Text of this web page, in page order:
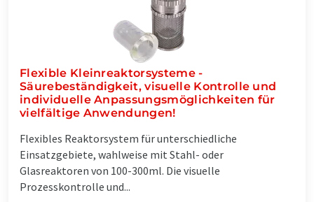
Flexible Kleinreaktorsysteme -
Säurebeständigkeit, visuelle Kontrolle und
individuelle Anpassungsmöglichkeiten für
vielfältige Anwendungen!
Flexibles Reaktorsystem für unterschiedliche
Einsatzgebiete, wahlweise mit Stahl- oder
Glasreaktoren von 100-300ml. Die visuelle
Prozesskontrolle und...